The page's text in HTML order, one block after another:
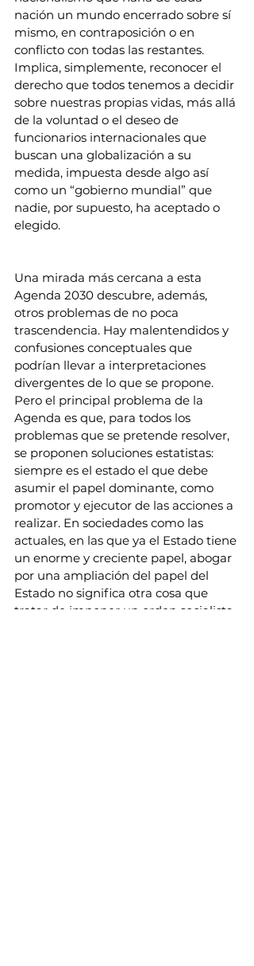
nación un mundo encerrado sobre sí
mismo, en contraposición o en
conflicto con todas las restantes.
Implica, simplemente, reconocer el
derecho que todos tenemos a decidir
sobre nuestras propias vidas, más allá
de la voluntad o el deseo de
funcionarios internacionales que
buscan una globalización a su
medida, impuesta desde algo así
como un “gobierno mundial” que
nadie, por supuesto, ha aceptado o
elegido.
Una mirada más cercana a esta
Agenda 2030 descubre, además,
otros problemas de no poca
trascendencia. Hay malentendidos y
confusiones conceptuales que
podrían llevar a interpretaciones
divergentes de lo que se propone.
Pero el principal problema de la
Agenda es que, para todos los
problemas que se pretende resolver,
se proponen soluciones estatistas:
siempre es el estado el que debe
asumir el papel dominante, como
promotor y ejecutor de las acciones a
realizar. En sociedades como las
actuales, en las que ya el Estado tiene
un enorme y creciente papel, abogar
por una ampliación del papel del
Estado no significa otra cosa que
tratar de imponer un orden socialista